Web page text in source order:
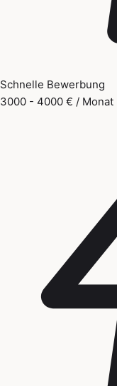
Schnelle Bewerbung
3000 - 4000 € / Monat